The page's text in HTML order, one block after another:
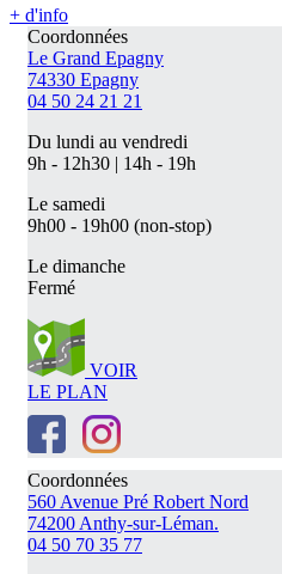
+ d'info
Coordonnées
Le Grand Epagny
74330 Epagny
04 50 24 21 21
Du lundi au vendredi
9h - 12h30 | 14h - 19h
Le samedi
9h00 - 19h00 (non-stop)
Le dimanche
Fermé
VOIR
LE PLAN
Coordonnées
560 Avenue Pré Robert Nord
74200 Anthy-sur-Léman.
04 50 70 35 77